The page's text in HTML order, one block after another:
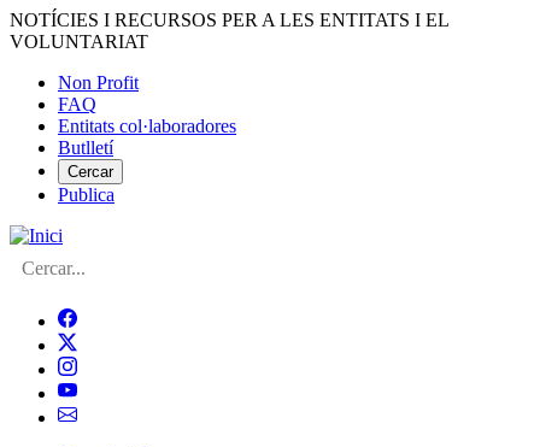
Vés
al
NOTÍCIES I RECURSOS PER A LES ENTITATS I EL
VOLUNTARIAT
Menú
del
compte
d'usuari
Non Profit
FAQ
Entitats col·laboradores
Butlletí
Cercar
Publica
Cerca